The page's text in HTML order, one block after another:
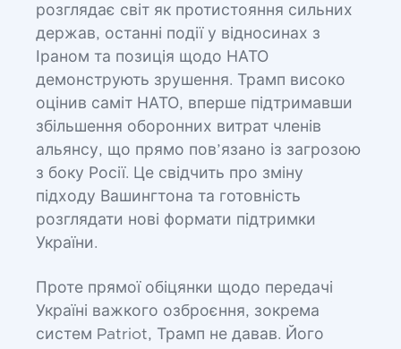
розглядає світ як протистояння сильних
держав, останні події у відносинах з
Іраном та позиція щодо НАТО
демонструють зрушення. Трамп високо
оцінив саміт НАТО, вперше підтримавши
збільшення оборонних витрат членів
альянсу, що прямо пов’язано із загрозою
з боку Росії. Це свідчить про зміну
підходу Вашингтона та готовність
розглядати нові формати підтримки
України.
Проте прямої обіцянки щодо передачі
Україні важкого озброєння, зокрема
систем Patriot, Трамп не давав. Його